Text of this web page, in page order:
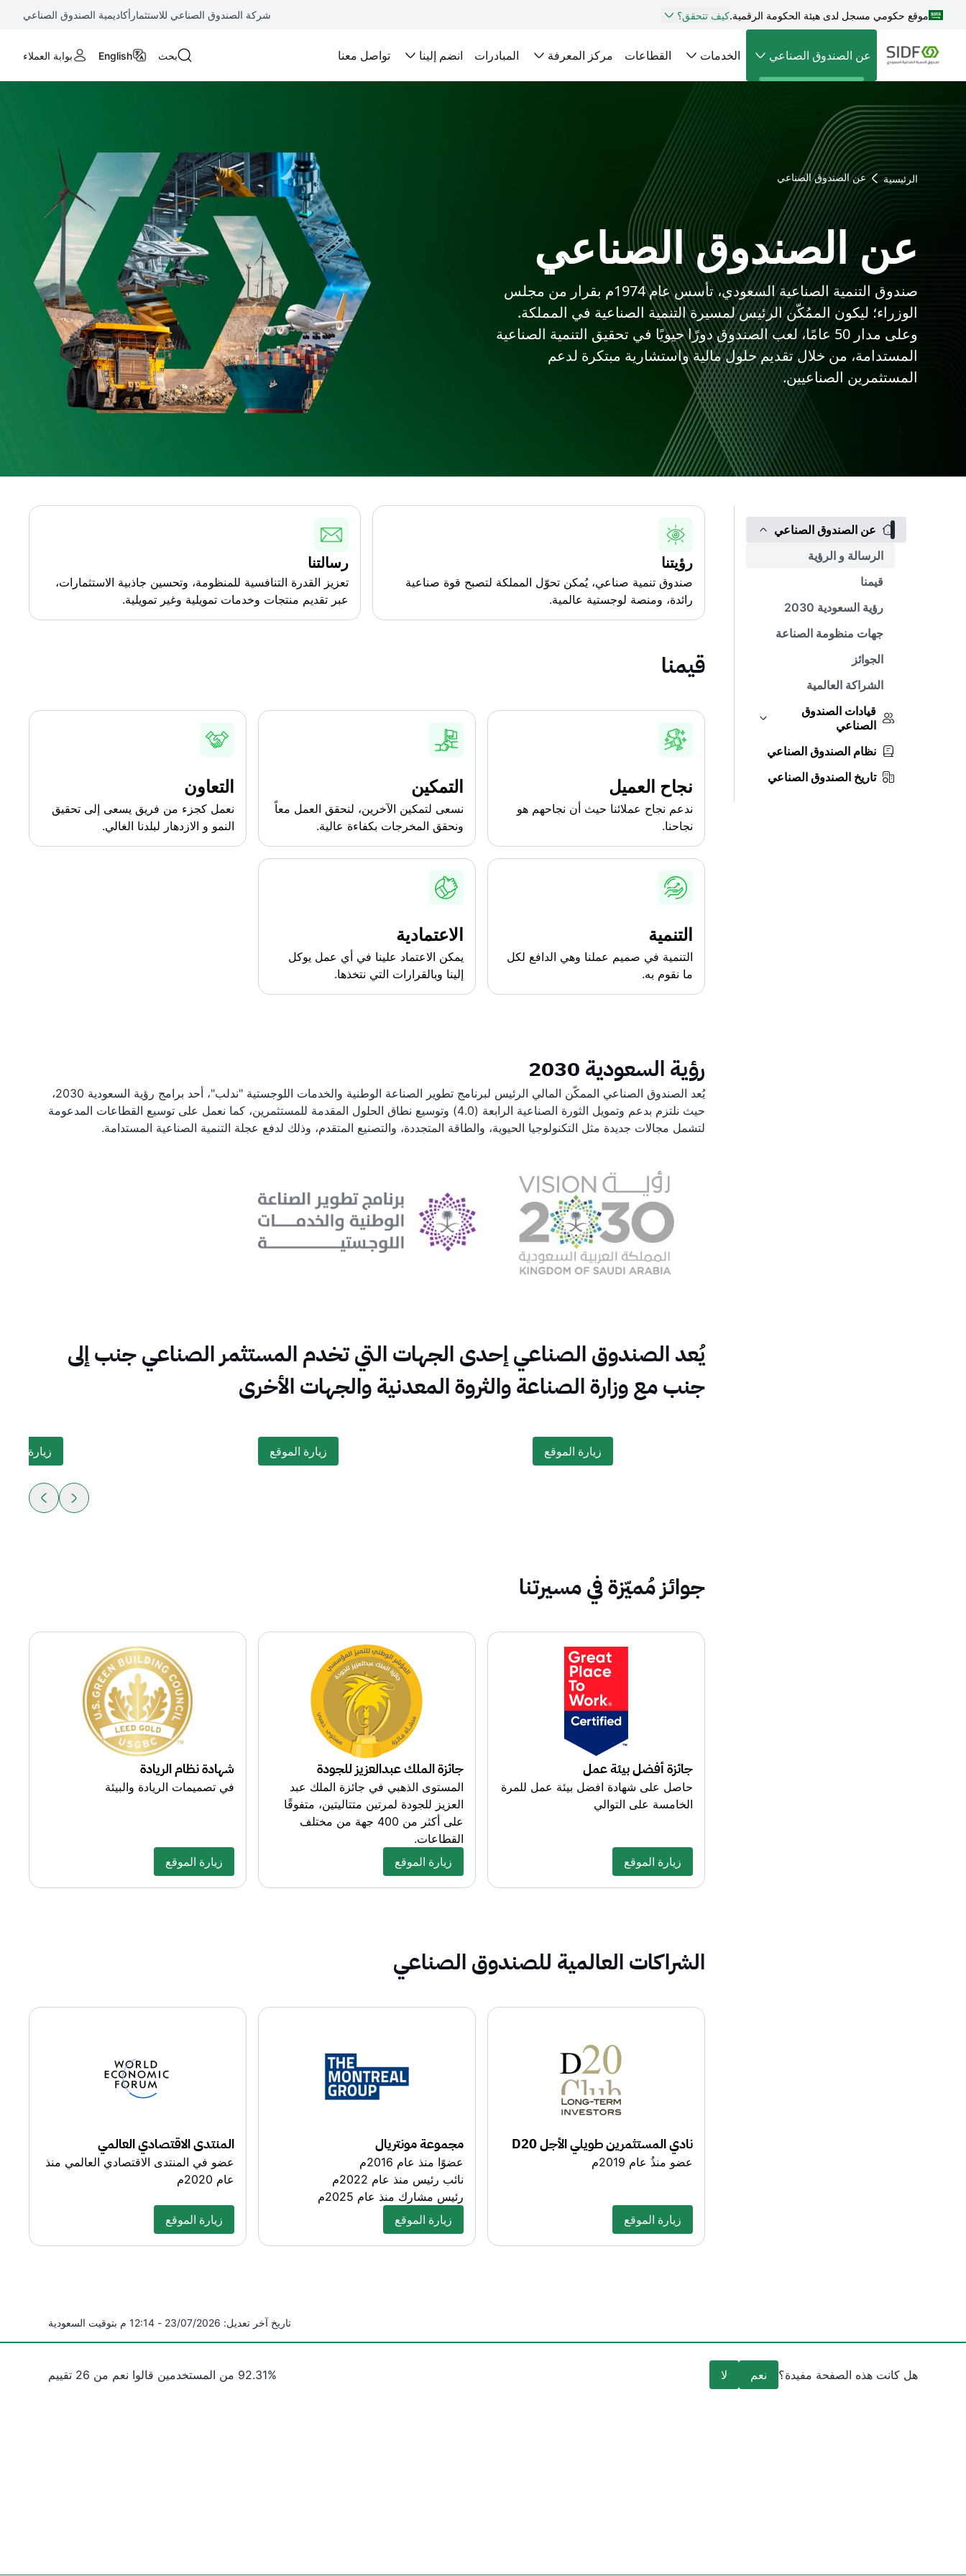
موقع حكومي مسجل لدى هيئة الحكومة الرقمية.كيف تتحقق؟ شركة الصندوق الصناعي للاستثمار أكاديمية الصندوق الصناعي
عن الصندوق الصناعي الخدمات القطاعات مركز المعرفة المبادرات انضم إلينا تواصل معنا بحث English بوابة العملاء
الرئيسية عن الصندوق الصناعي
عن الصندوق الصناعي
صندوق التنمية الصناعية السعودي، تأسس عام 1974م بقرار من مجلس
الوزراء؛ ليكون الممُكّن الرئيس لمسيرة التنمية الصناعية في المملكة.
وعلى مدار 50 عامًا، لعب الصندوق دورًا حيويًا في تحقيق التنمية الصناعية
المستدامة، من خلال تقديم حلول مالية واستشارية مبتكرة لدعم
المستثمرين الصناعيين.
عن الصندوق الصناعي
الرسالة و الرؤية
قيمنا
رؤية السعودية 2030
جهات منظومة الصناعة
الجوائز
الشراكة العالمية
قيادات الصندوق
الصناعي
نظام الصندوق الصناعي
تاريخ الصندوق الصناعي
رؤيتنا
صندوق تنمية صناعي، يُمكن تحوّل المملكة لتصبح قوة صناعية
رائدة، ومنصة لوجستية عالمية.
رسالتنا
تعزيز القدرة التنافسية للمنظومة، وتحسين جاذبية الاستثمارات،
عبر تقديم منتجات وخدمات تمويلية وغير تمويلية.
قيمنا
نجاح العميل
ندعم نجاح عملائنا حيث أن نجاحهم هو
نجاحنا.
التمكين
نسعى لتمكين الآخرين، لنحقق العمل معاً
ونحقق المخرجات بكفاءة عالية.
التعاون
نعمل كجزء من فريق يسعى إلى تحقيق
النمو و الازدهار لبلدنا الغالي.
التنمية
التنمية في صميم عملنا وهي الدافع لكل
ما نقوم به.
الاعتمادية
يمكن الاعتماد علينا في أي عمل يوكل
إلينا وبالقرارات التي نتخذها.
رؤية السعودية 2030
يُعد الصندوق الصناعي الممكّن المالي الرئيس لبرنامج تطوير الصناعة الوطنية والخدمات اللوجستية "ندلب"، أحد برامج رؤية السعودية 2030،
حيث نلتزم بدعم وتمويل الثورة الصناعية الرابعة (4.0) وتوسيع نطاق الحلول المقدمة للمستثمرين، كما نعمل على توسيع القطاعات المدعومة
لتشمل مجالات جديدة مثل التكنولوجيا الحيوية، والطاقة المتجددة، والتصنيع المتقدم، وذلك لدفع عجلة التنمية الصناعية المستدامة.
يُعد الصندوق الصناعي إحدى الجهات التي تخدم المستثمر الصناعي جنب إلى
جنب مع وزارة الصناعة والثروة المعدنية والجهات الأخرى
زيارة الموقع
زيارة الموقعabout this exciting topic
زيارة الموقع
زيارة الموقع
زيارة
زيارة
جوائز مُميّزة في مسيرتنا
جائزة أفضل بيئة عمل
حاصل على شهادة افضل بيئة عمل للمرة
الخامسة على التوالي
زيارة الموقع
زيارة الموقع
جائزة الملك عبدالعزيز للجودة
المستوى الذهبي في جائزة الملك عبد
العزيز للجودة لمرتين متتاليتين، متفوقًا
على أكثر من 400 جهة من مختلف
القطاعات.
زيارة الموقع
زيارة الموقع
شهادة نظام الريادة
في تصميمات الريادة والبيئة
زيارة الموقع
زيارة الموقع
الشراكات العالمية للصندوق الصناعي
نادي المستثمرين طويلي الأجل D20
عضو منذُ عام 2019م
زيارة الموقع
زيارة الموقع
مجموعة مونتريال
عضوًا منذ عام 2016م
نائب رئيس منذ عام 2022م
رئيس مشارك منذ عام 2025م
زيارة الموقع
زيارة الموقع
المنتدى الاقتصادي العالمي
عضو في المنتدى الاقتصادي العالمي منذ
عام 2020م
زيارة الموقع
زيارة الموقع
تاريخ آخر تعديل: 23/07/2026 - 12:14 م بتوقيت السعودية
هل كانت هذه الصفحة مفيدة؟ نعم لا 92.31% من المستخدمين قالوا نعم من 26 تقييم